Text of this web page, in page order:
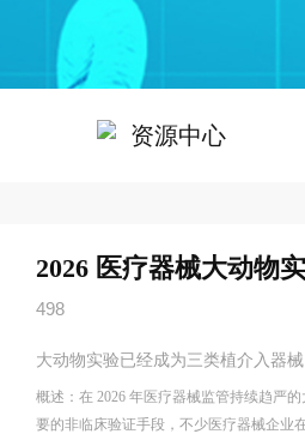
资源中心
2026 医疗器械大动物
498
大动物实验已经成为三类植介入器
概述：在 2026 年医疗器械监管持续趋严
要的非临床验证手段，不少医疗器械企业